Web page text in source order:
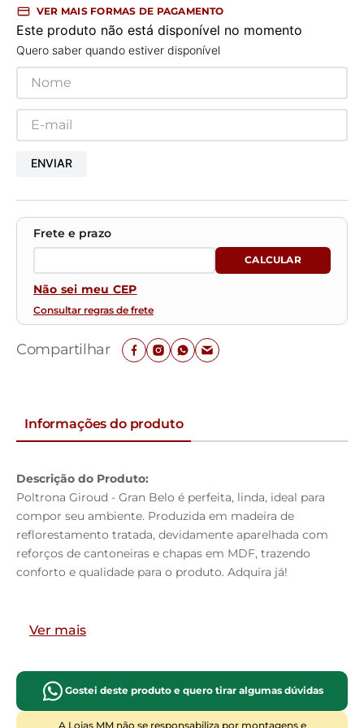
VER MAIS FORMAS DE PAGAMENTO
Este produto não está disponível no momento
Quero saber quando estiver disponível
ENVIAR
Não sei meu CEP
Consultar regras de frete
Compartilhar
Informações do produto
Descrição do Produto:
Poltrona Giroud - Gran Belo é perfeita, linda, ideal para
compor seu ambiente. Produzida em madeira de
reflorestamento tratada, devidamente aparelhada com
reforços de cantoneiras e chapas em MDF, trazendo
conforto e qualidade para o produto. Adquira já!
Largura:94cm
Características do Produto:
Material da Estrutura:Madeira de Reflorestamento de
Ver mais
Gostei deste produto e quero tirar algumas dúvidas
A Lojas MM não se responsabiliza por montagens e